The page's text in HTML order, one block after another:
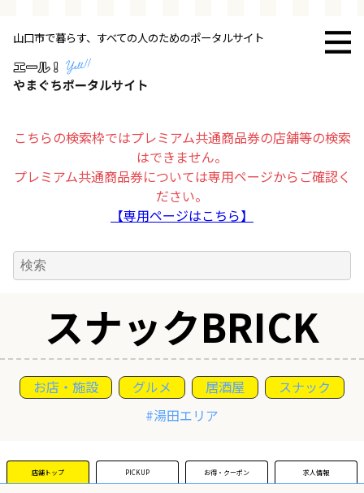
山口市で暮らす、すべての人のためのポータルサイト
こちらの検索枠ではプレミアム共通商品券の店舗等の検索
はできません。
プレミアム共通商品券については専用ページからご確認く
ださい。
【専用ページはこちら】
トップページ
その他
求人情報
お得
新規登録の事業者の皆様
スナックBRICK
お店・施設 グルメ 居酒屋
スナック
#湯田エリア
店舗トップ PICKUP お得・クーポン 求人情報